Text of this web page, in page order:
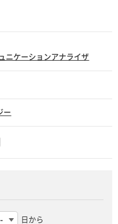
ニケーションアナライザ
ー
日から